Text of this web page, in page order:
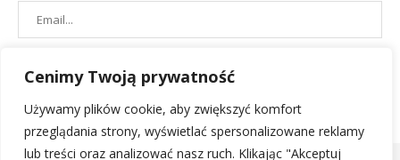
Cenimy Twoją prywatność
Używamy plików cookie, aby zwiększyć komfort
przeglądania strony, wyświetlać spersonalizowane reklamy
lub treści oraz analizować nasz ruch. Klikając "Akceptuj